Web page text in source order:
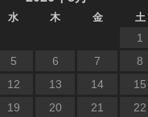
水 木 金 土
1
5 6 7 8
12 13 14 15
19 20 21 22